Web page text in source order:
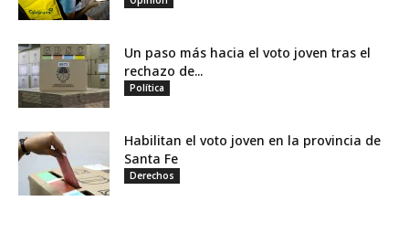
Un paso más hacia el voto joven tras el
rechazo de...
Política
Habilitan el voto joven en la provincia de
Santa Fe
Derechos